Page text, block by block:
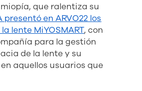
que ralentiza su
presentó en ARVO22 los
lente MiYOSMART, con
para la gestión
de la lente y su
aquellos usuarios que